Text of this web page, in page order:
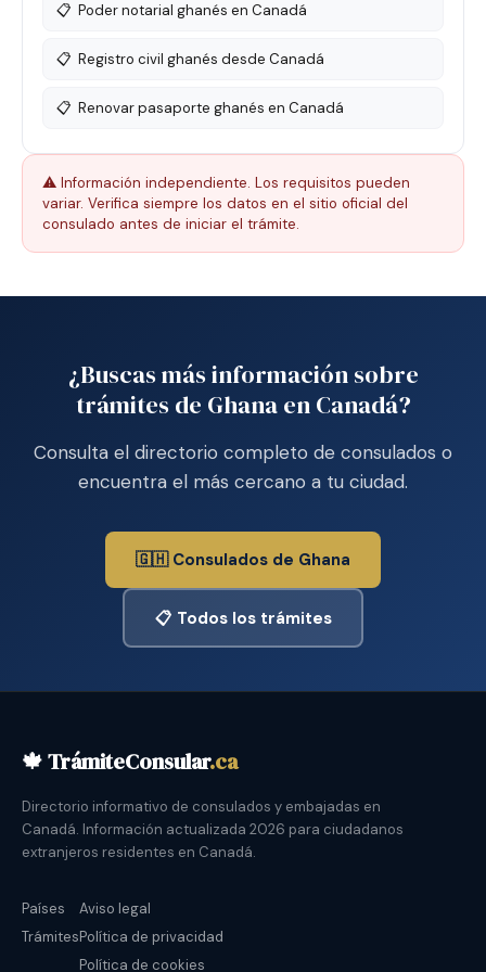
📋 Poder notarial ghanés en Canadá
📋 Registro civil ghanés desde Canadá
📋 Renovar pasaporte ghanés en Canadá
⚠️ Información independiente. Los requisitos pueden
variar. Verifica siempre los datos en el sitio oficial del
consulado antes de iniciar el trámite.
¿Buscas más información sobre
trámites de Ghana en Canadá?
Consulta el directorio completo de consulados o
encuentra el más cercano a tu ciudad.
🇬🇭 Consulados de Ghana
📋 Todos los trámites
🍁 TrámiteConsular.ca
Directorio informativo de consulados y embajadas en
Canadá. Información actualizada 2026 para ciudadanos
extranjeros residentes en Canadá.
Países
Trámites
Aviso legal
Política de privacidad
Política de cookies